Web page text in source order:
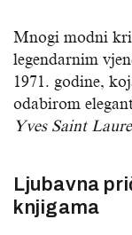
Mnogi modni
legendarnim
1971. godine,
odabirom
Yves Saint
Ljubavna
knjigama